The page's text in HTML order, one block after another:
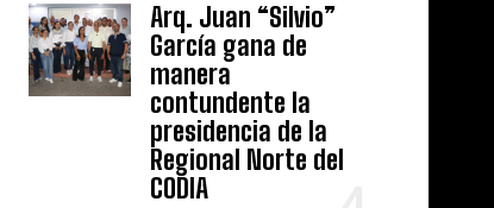
Arq. Juan “Silvio”
García gana de
manera
contundente la
presidencia de la
Regional Norte del
CODIA